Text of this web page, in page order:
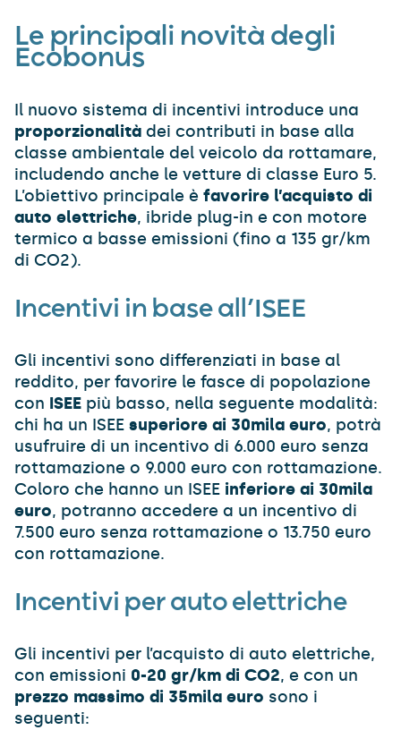
Le principali novità degli
Ecobonus
Il nuovo sistema di incentivi introduce una
proporzionalità dei contributi in base alla
classe ambientale del veicolo da rottamare,
includendo anche le vetture di classe Euro 5.
L’obiettivo principale è favorire l’acquisto di
auto elettriche, ibride plug-in e con motore
termico a basse emissioni (fino a 135 gr/km
di CO2).
Incentivi in base all’ISEE
Gli incentivi sono differenziati in base al
reddito, per favorire le fasce di popolazione
con ISEE più basso, nella seguente modalità:
chi ha un ISEE superiore ai 30mila euro, potrà
usufruire di un incentivo di 6.000 euro senza
rottamazione o 9.000 euro con rottamazione.
Coloro che hanno un ISEE inferiore ai 30mila
euro, potranno accedere a un incentivo di
7.500 euro senza rottamazione o 13.750 euro
con rottamazione.
Incentivi per auto elettriche
Gli incentivi per l’acquisto di auto elettriche,
con emissioni 0-20 gr/km di CO2, e con un
prezzo massimo di 35mila euro sono i
seguenti: